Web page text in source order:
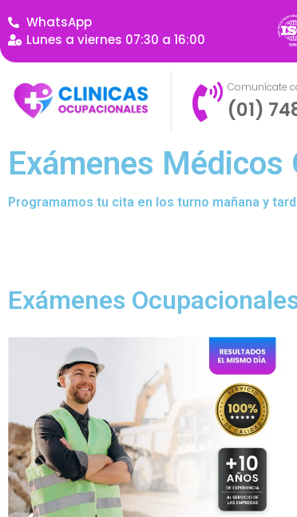
WhatsApp
Lunes a viernes 07:30 a 16:00
Comunícate
(01)
Exámenes Médicos
Programamos tu cita en los turno mañana y
Exámenes